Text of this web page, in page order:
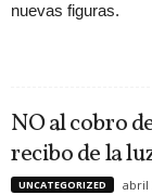
nuevas figuras.
NO al cobro
recibo de la
UNCATEGORIZED abril